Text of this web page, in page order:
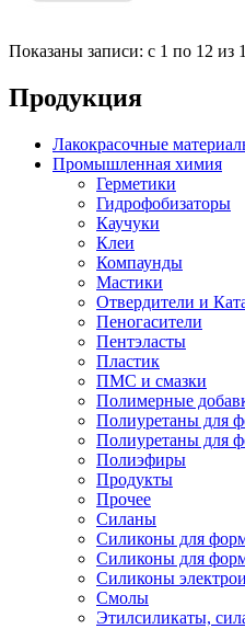
Показаны записи: с 1 по 12 из
Продукция
Лакокрасочные
Промышленная химия
Герметики
Гидрофобизаторы
Каучуки
Клеи
Компаунды
Мастики
Отвердители и
Пеногасители
Пентэласты
Пластик
ПМС и смазки
Полимерные
Полиуретаны для
Полиуретаны для
Полиэфиры
Продукты
Прочее
Силаны
Силиконы для
Силиконы для
Силиконы
Смолы
Этилсиликаты,